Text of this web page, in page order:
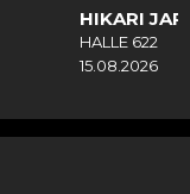
HIKARI
HALLE 622
15.08.2026